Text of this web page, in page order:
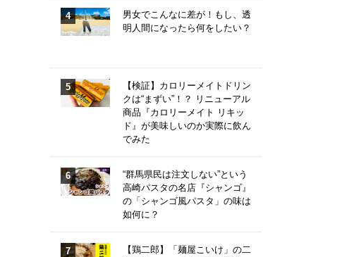
男女でこんなに差が！もし、透
明人間になったら何をしたい？
【検証】カロリーメイトドリン
クは“まずい”！？ リニューアル
商品『カロリーメイト リキッ
ド』が美味しいのか実際に飲ん
でみた
“群馬県民は注文しない”という
高崎パスタの名店『シャンゴ』
の「シャンゴ風パスタ」の味は
如何に？
【鶏二郎】「麺屋こいけ」の二